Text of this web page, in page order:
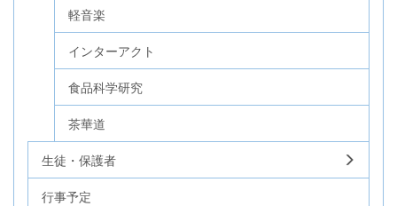
軽音楽
インターアクト
食品科学研究
茶華道
生徒・保護者
行事予定